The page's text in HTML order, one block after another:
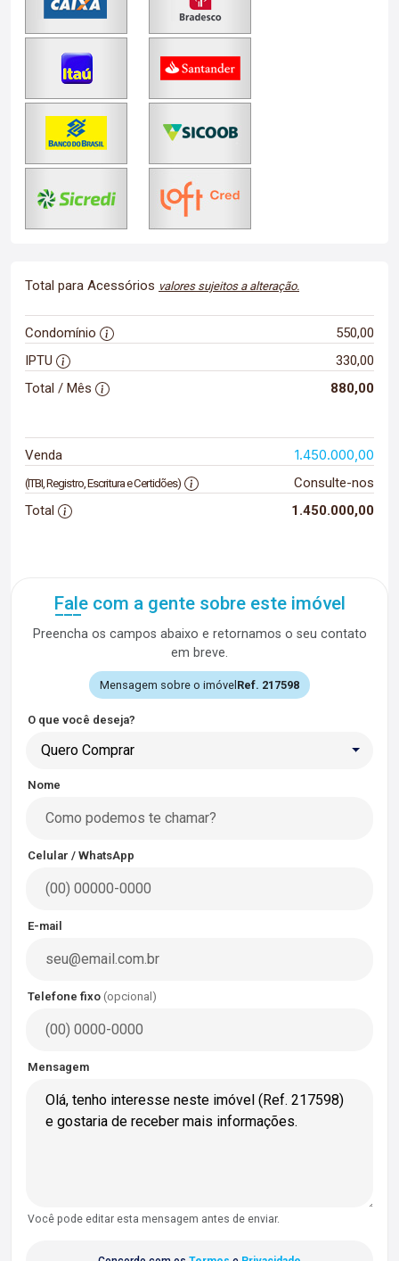
Total para Acessórios valores sujeitos a alteração.
Condomínio
550,00
IPTU
330,00
Total / Mês
880,00
Venda 1.450.000,00
(ITBI, Registro, Escritura e Certidões)
Consulte-nos
Total
1.450.000,00
Fale com a gente sobre este imóvel
Preencha os campos abaixo e retornamos o seu contato
em breve.
Mensagem sobre o imóvel Ref. 217598
O que você deseja?
Quero Comprar
Nome
Celular / WhatsApp
E-mail
Telefone fixo (opcional)
Mensagem
Você pode editar esta mensagem antes de enviar.